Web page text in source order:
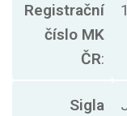
Registrační
číslo MK
ČR:
Sigla